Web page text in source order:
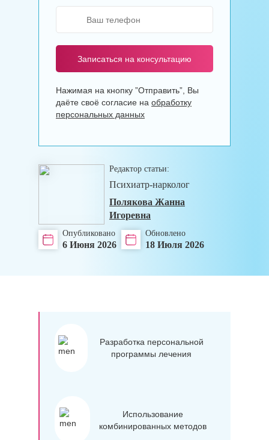
Записаться на консультацию
Нажимая на кнопку ”Отправить”, Вы
даёте своё согласие на обработку
персональных данных
Редактор статьи:
Психиатр-нарколог
Полякова Жанна
Игоревна
Опубликовано
6 Июня 2026
Обновлено
18 Июля 2026
Разработка персональной
программы лечения
Использование
комбинированных методов